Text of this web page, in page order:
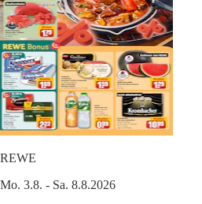
REWE
Mo. 3.8. - Sa. 8.8.2026